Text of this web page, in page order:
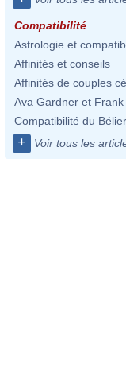
Compatibilité
Astrologie et
Affinités et conseils
Affinités de couples
Ava Gardner et Frank
Compatibilité du Bélier
+ Voir tous les